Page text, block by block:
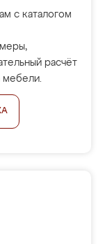
с каталогом
расчёт
мебели.